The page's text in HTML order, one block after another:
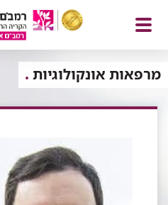
פתח
תפריט
מרפאות אונקולוגיות